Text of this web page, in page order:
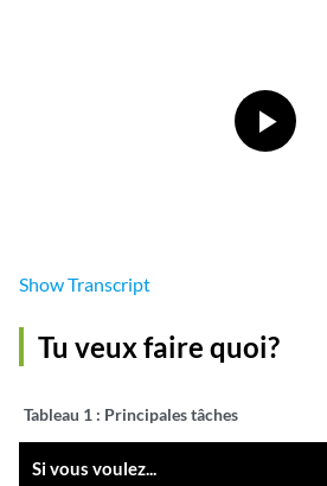
ShowTranscript
Tu veux faire quoi?
Tableau 1 : Principales tâches
Si vous voulez...